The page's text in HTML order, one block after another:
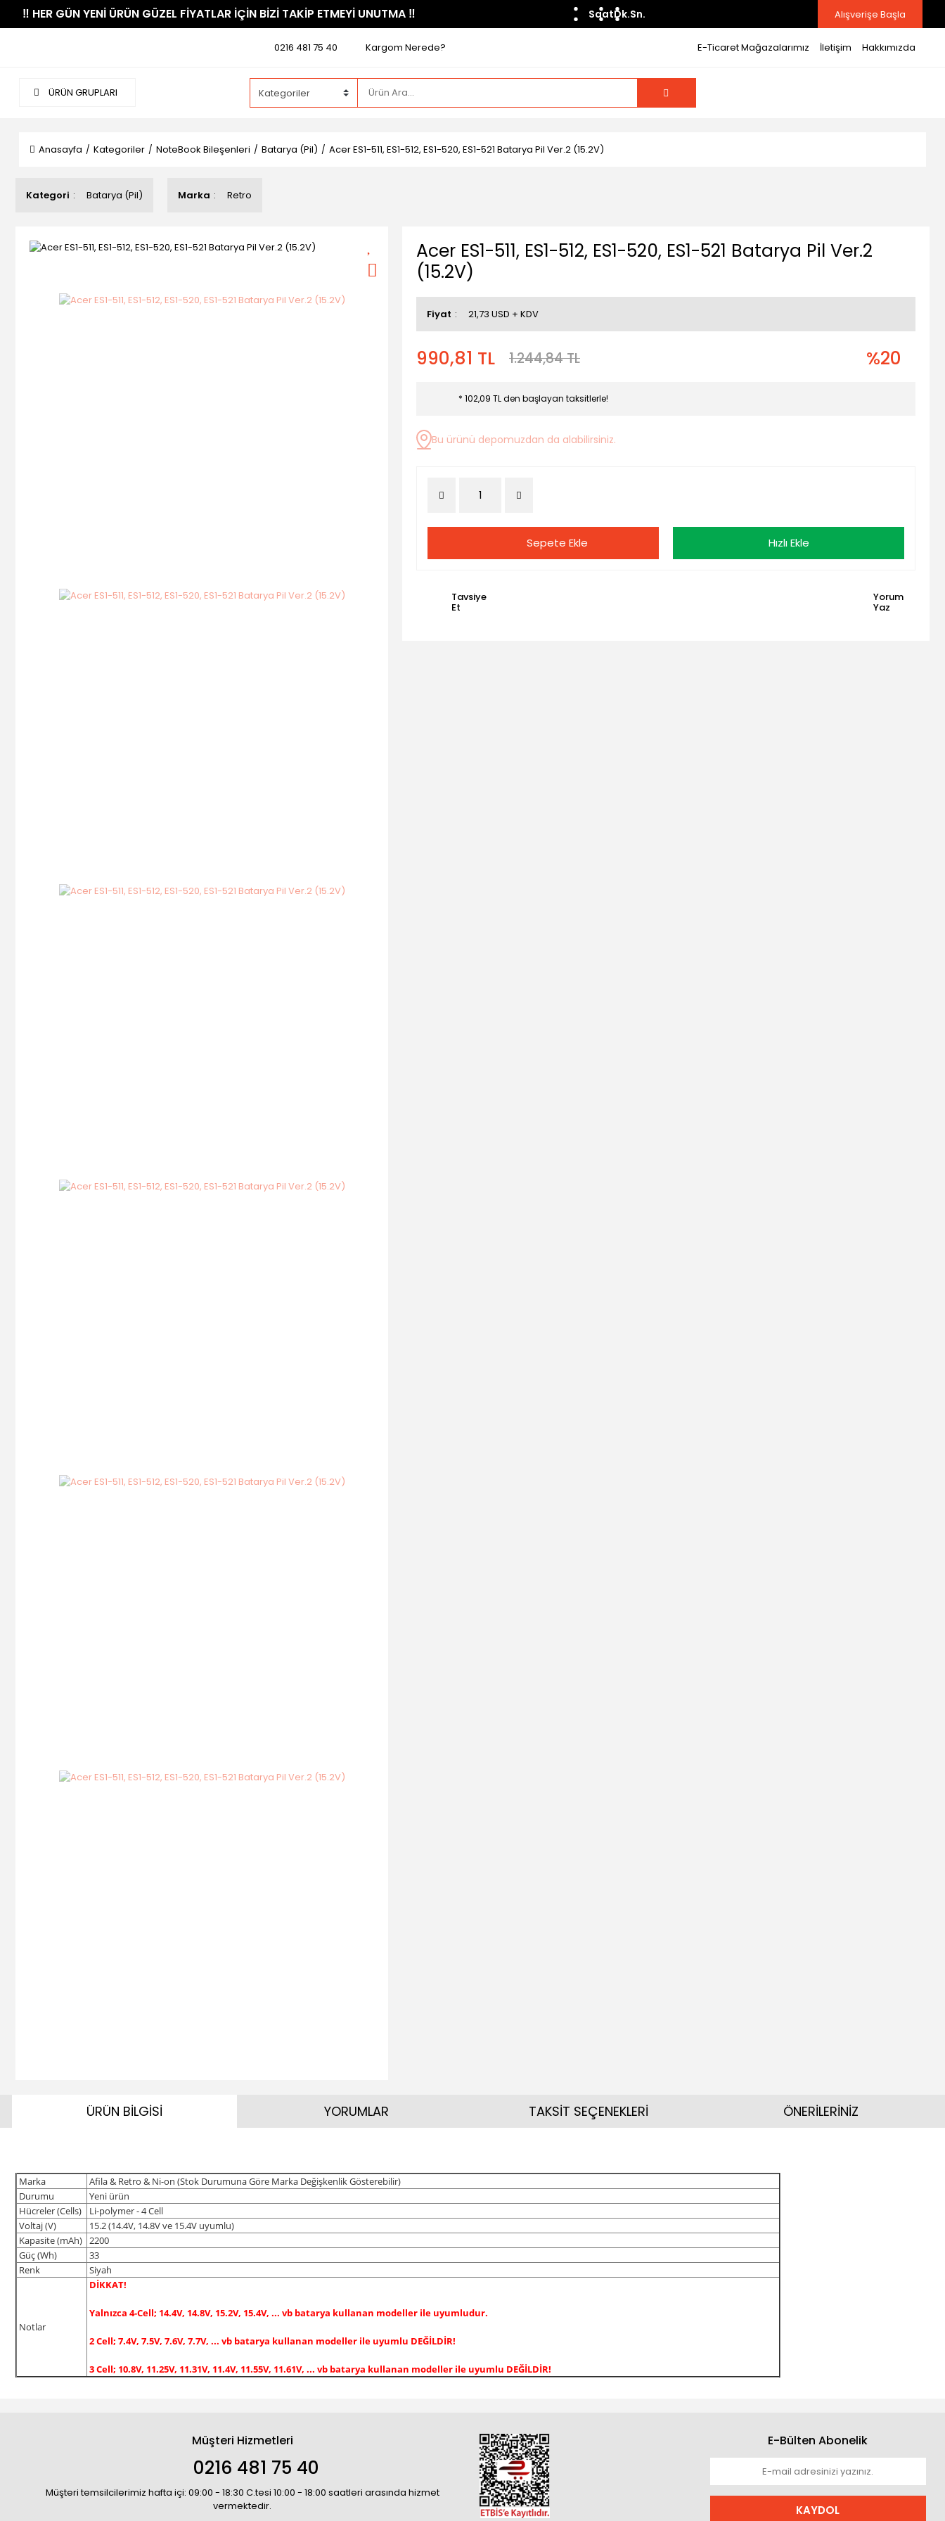
​‼️​ HER GÜN YENİ ÜRÜN GÜZEL FİYATLAR İÇİN BİZİ TAKİP ETMEYİ UNUTMA ​‼️​ SaatDk.Sn. Alışverişe Başla
0216 481 75 40 Kargom Nerede? E-Ticaret Mağazalarımız İletişim Hakkımızda
ÜRÜN GRUPLARI
Anasayfa Kategoriler NoteBook Bileşenleri Batarya (Pil) Acer ES1-511, ES1-512, ES1-520, ES1-521 Batarya Pil Ver.2 (15.2V)
Kategori Batarya (Pil) Marka Retro
Acer ES1-511, ES1-512, ES1-520, ES1-521 Batarya Pil Ver.2
(15.2V)
Fiyat 21,73 USD + KDV
990,81 TL 1.244,84 TL %20
* 102,09 TL den başlayan taksitlerle!
Bu ürünü depomuzdan da alabilirsiniz.
Sepete Ekle Hızlı Ekle
Tavsiye
Et
Yorum
Yaz
ÜRÜN BİLGİSİ
Marka
Afila & Retro & Ni-on (Stok Durumuna Göre Marka Değişkenlik Gösterebilir)
Durumu
Yeni ürün
Hücreler (Cells)
Li-polymer - 4 Cell
Voltaj (V)
15.2 (14.4V, 14.8V ve 15.4V uyumlu)
Kapasite (mAh) 2200
Güç (Wh)
33
Renk
Siyah
Notlar
DİKKAT!
Yalnızca 4-Cell; 14.4V, 14.8V, 15.2V, 15.4V, ... vb batarya kullanan modeller ile uyumludur.
2 Cell; 7.4V, 7.5V, 7.6V, 7.7V, ... vb batarya kullanan modeller ile uyumlu DEĞİLDİR!
3 Cell; 10.8V, 11.25V, 11.31V, 11.4V, 11.55V, 11.61V, ... vb batarya kullanan modeller ile uyumlu DEĞİLDİR!
YORUMLAR TAKSİT SEÇENEKLERİ ÖNERİLERİNİZ
Müşteri Hizmetleri
0216 481 75 40
Müşteri temsilcilerimiz hafta içi: 09:00 - 18:30 C.tesi 10:00 - 18:00 saatleri arasında hizmet
vermektedir.
E-Bülten Abonelik
KAYDOL